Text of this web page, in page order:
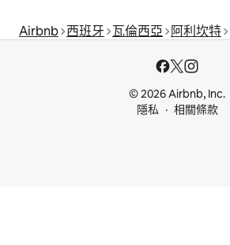
Airbnb 西班牙 瓦倫西亞 阿利坎特
© 2026 Airbnb, Inc.
隱私
相關條款